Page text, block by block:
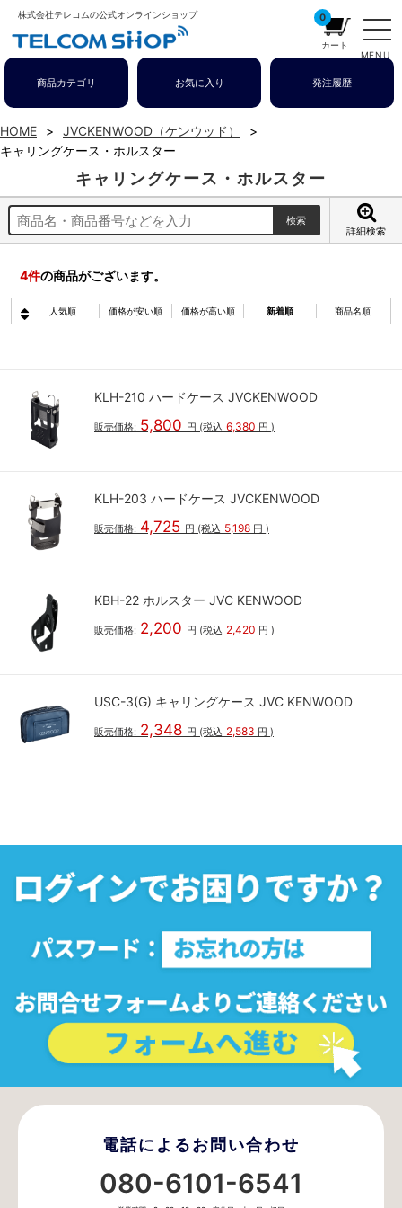
株式会社テレコムの公式オンラインショップ
MENU
0
カート
商品カテゴリ お気に入り 発注履歴
HOME
JVCKENWOOD（ケンウッド）
キャリングケース・ホルスター
キャリングケース・ホルスター
詳細検索
4件の商品がございます。
人気順 価格が安い順 価格が高い順 新着順 商品名順
KLH-210 ハードケース JVCKENWOOD
販売価格: 5,800 円 (税込 6,380 円 )
KLH-203 ハードケース JVCKENWOOD
販売価格: 4,725 円 (税込 5,198 円 )
KBH-22 ホルスター JVC KENWOOD
販売価格: 2,200 円 (税込 2,420 円 )
USC-3(G) キャリングケース JVC KENWOOD
販売価格: 2,348 円 (税込 2,583 円 )
電話によるお問い合わせ
080-6101-6541